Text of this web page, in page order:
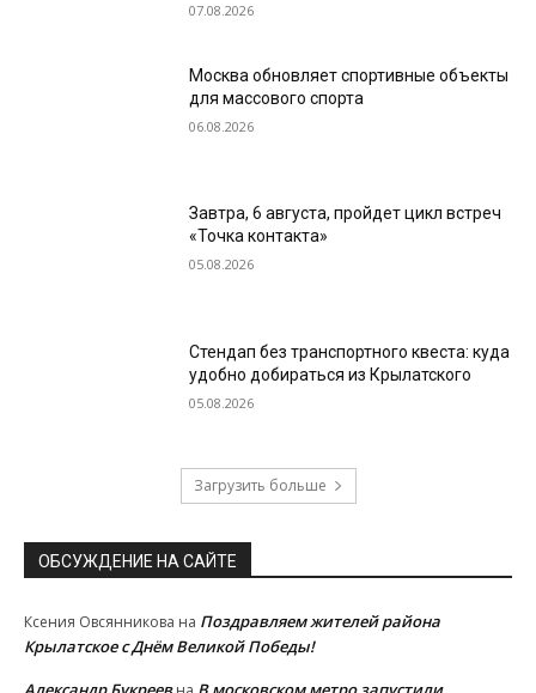
07.08.2026
Москва обновляет спортивные объекты
для массового спорта
06.08.2026
Завтра, 6 августа, пройдет цикл встреч
«Точка контакта»
05.08.2026
Стендап без транспортного квеста: куда
удобно добираться из Крылатского
05.08.2026
Загрузить больше
ОБСУЖДЕНИЕ НА САЙТЕ
Ксения Овсянникова на Поздравляем жителей района
Крылатское с Днём Великой Победы!